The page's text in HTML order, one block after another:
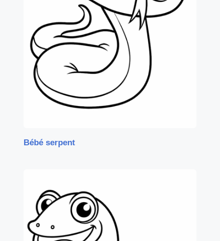
Bébé serpent